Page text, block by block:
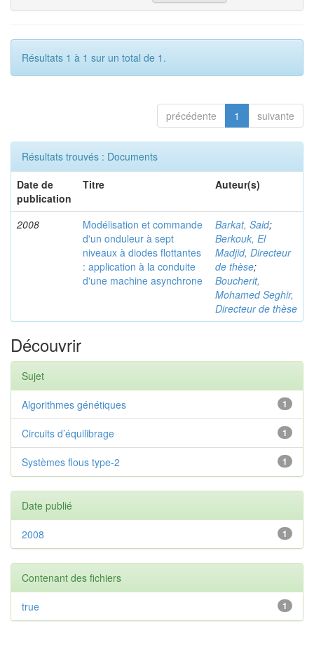
Résultats 1 à 1 sur un total de 1.
précédente 1 suivante
Résultats trouvés : Documents
Date de
publication
Titre Auteur(s)
2008
Modélisation et commande
d'un onduleur à sept
niveaux à diodes flottantes
: application à la conduite
d'une machine asynchrone
Barkat, Said;
Berkouk, El
Madjid, Directeur
de thèse;
Boucherit,
Mohamed Seghir,
Directeur de thèse
Découvrir
Sujet
1
Algorithmes génétiques
1
Circuits d’équilibrage
1
Systèmes flous type-2
Date publié
1
2008
Contenant des fichiers
1
true